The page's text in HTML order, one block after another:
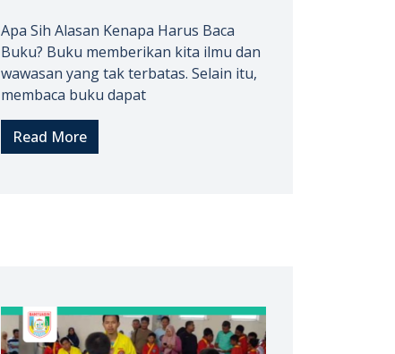
Apa Sih Alasan Kenapa Harus Baca
Buku? Buku memberikan kita ilmu dan
wawasan yang tak terbatas. Selain itu,
membaca buku dapat
Read More